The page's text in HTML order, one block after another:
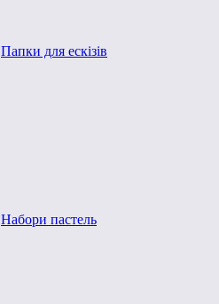
Папки для ескізів
Набори пастель